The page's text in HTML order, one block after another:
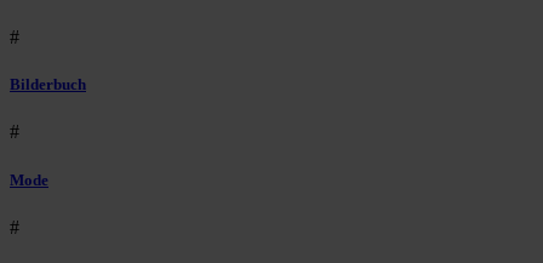
#
Bilderbuch
#
Mode
#